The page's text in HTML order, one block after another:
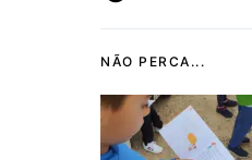
NÃO PERCA...